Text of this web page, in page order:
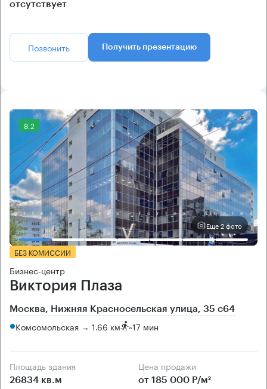
отсутствует
Позвонить Получить презентацию
8.2
Еще 2 фото
БЕЗ КОМИССИИ
Бизнес-центр
Виктория Плаза
Москва, Нижняя Красносельская улица, 35 с64
Комсомольская → 1.66 км ~17 мин
Площадь здания
26834 кв.м
Цена продажи
от 185 000 Р/м²